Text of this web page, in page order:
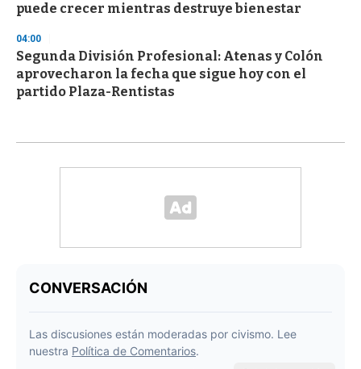
puede crecer mientras destruye bienestar
04:00
Segunda División Profesional: Atenas y Colón
aprovecharon la fecha que sigue hoy con el
partido Plaza-Rentistas